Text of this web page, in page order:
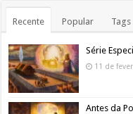
Recente Popular Tags
Série
11 de
Antes da